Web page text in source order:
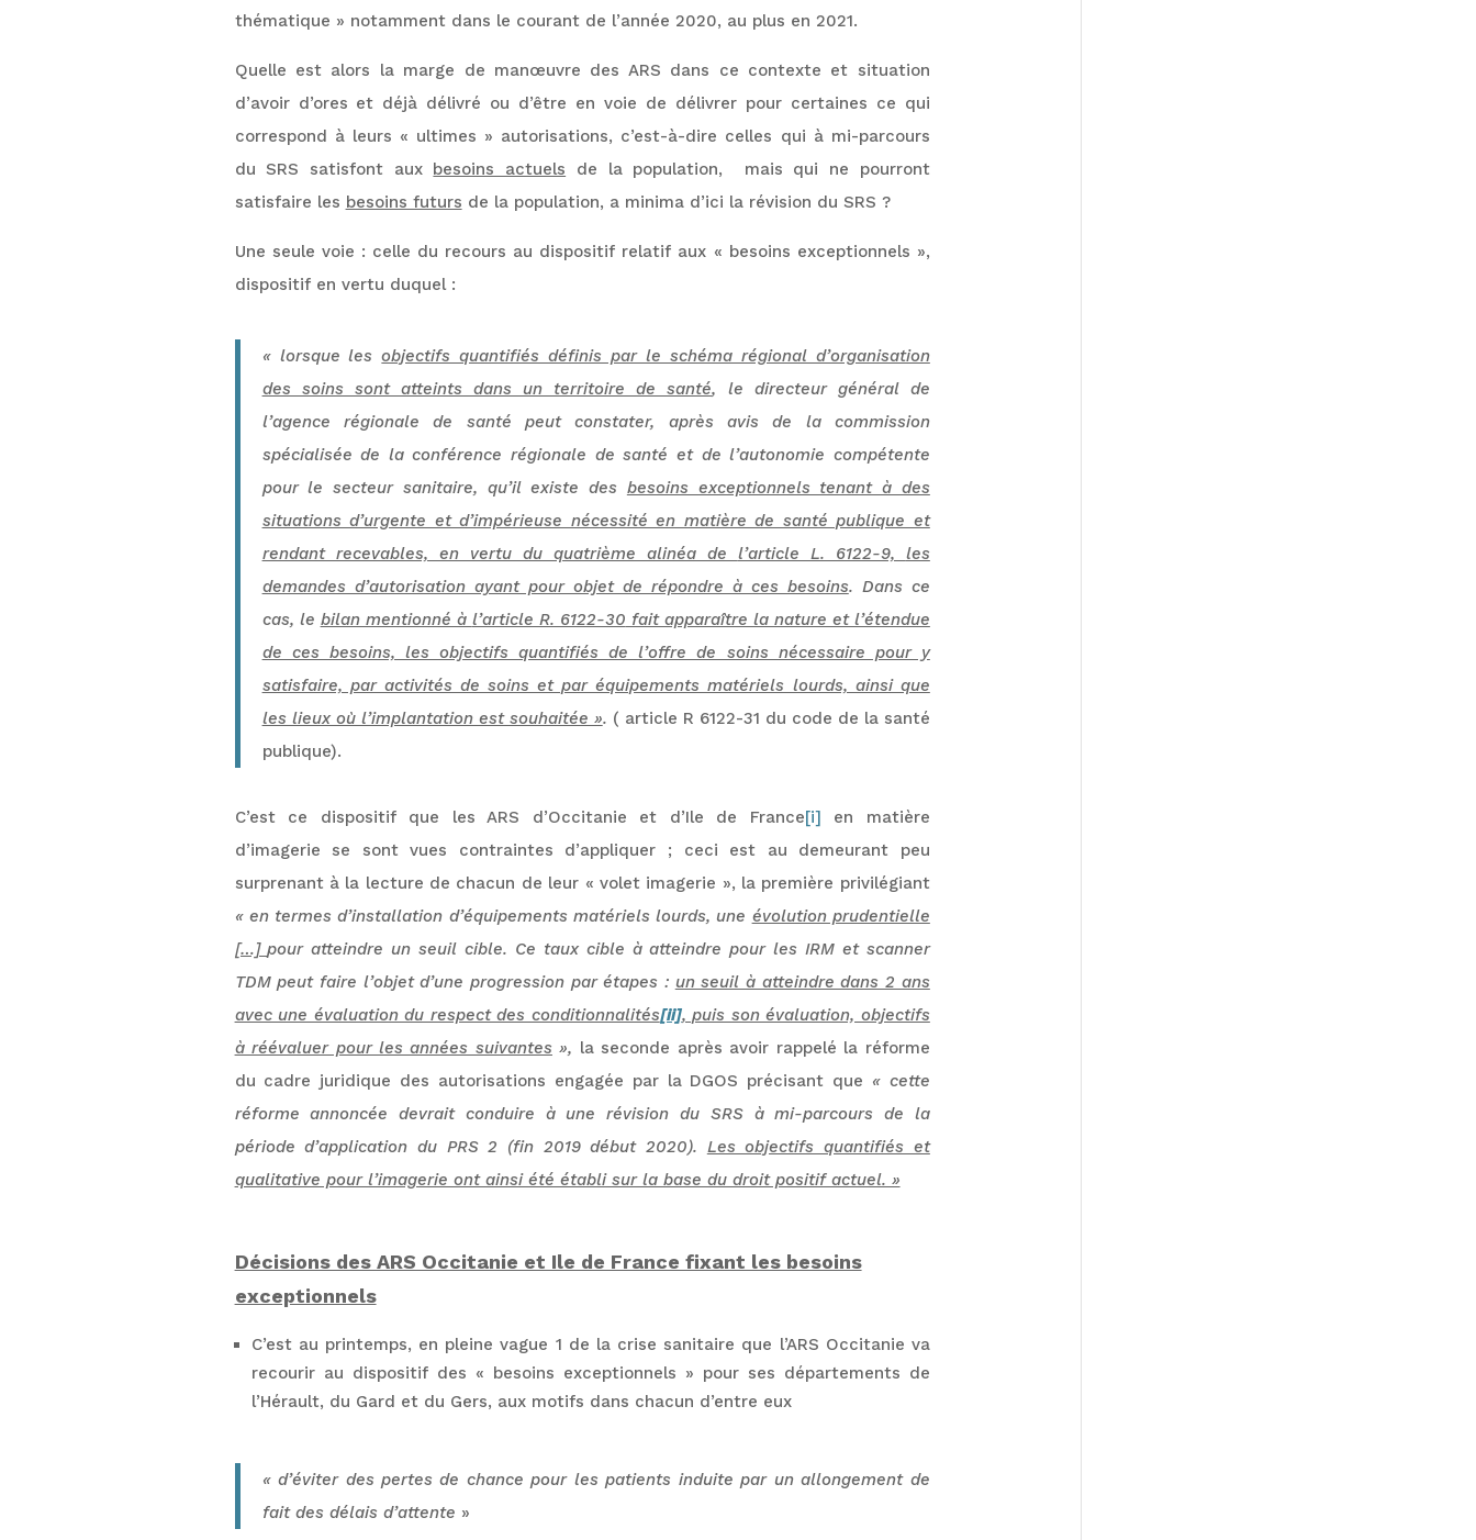
thématique » notamment dans le courant de l’année 2020, au plus en 2021.
Quelle est alors la marge de manœuvre des ARS dans ce contexte et situation
d’avoir d’ores et déjà délivré ou d’être en voie de délivrer pour certaines ce qui
correspond à leurs « ultimes » autorisations, c’est-à-dire celles qui à mi-parcours
du SRS satisfont aux besoins actuels de la population, mais qui ne pourront
satisfaire les besoins futurs de la population, a minima d’ici la révision du SRS ?
Une seule voie : celle du recours au dispositif relatif aux « besoins exceptionnels »,
dispositif en vertu duquel :
« lorsque lesobjectifs quantifiés définis par le schéma régional d’organisation
des soins sont atteints dans un territoire de santé, le directeur général de
l’agence régionale de santé peut constater, après avis de la commission
spécialisée de la conférence régionale de santé et de l’autonomie compétente
pour le secteur sanitaire, qu’il existe des besoins exceptionnels tenant à des
situations d’urgente et d’impérieuse nécessité en matière de santé publique et
rendant recevables, en vertu du quatrième alinéa de l’article L. 6122-9, les
demandes d’autorisation ayant pour objet de répondre à ces besoins. Dans ce
cas, le bilan mentionné à l’article R. 6122-30 fait apparaître la nature et l’étendue
de ces besoins, les objectifs quantifiés de l’offre de soins nécessaire pour y
satisfaire, par activités de soins et par équipements matériels lourds, ainsi que
les lieux où l’implantation est souhaitée ». ( article R 6122-31 du code de la santé
publique).
C’est ce dispositif que les ARS d’Occitanie et d’Ile de France[i] en matière
d’imagerie se sont vues contraintes d’appliquer ; ceci est au demeurant peu
surprenant à la lecture de chacun de leur « volet imagerie », la première privilégiant
« en termes d’installation d’équipements matériels lourds, une évolution prudentielle
[…]pour atteindre un seuil cible. Ce taux cible à atteindre pour les IRM et scanner
TDM peut faire l’objet d’une progression par étapes : un seuil à atteindre dans 2 ans
avec une évaluation du respect des conditionnalités[ii], puis son évaluation, objectifs
à réévaluer pour les années suivantes », la seconde après avoir rappelé la réforme
du cadre juridique des autorisations engagée par la DGOS précisant que « cette
réforme annoncée devrait conduire à une révision du SRS à mi-parcours de la
période d’application du PRS 2 (fin 2019 début 2020). Les objectifs quantifiés et
qualitative pour l’imagerie ont ainsi été établi sur la base du droit positif actuel. »
Décisions des ARS Occitanie et Ile de France fixant les besoins
exceptionnels
C’est au printemps, en pleine vague 1 de la crise sanitaire que l’ARS Occitanie va
recourir au dispositif des « besoins exceptionnels » pour ses départements de
l’Hérault, du Gard et du Gers, aux motifs dans chacun d’entre eux
« d’éviter des pertes de chance pour les patients induite par un allongement de
fait des délais d’attente »